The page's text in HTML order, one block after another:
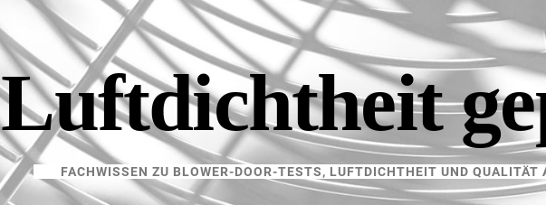
Luftdichtheit
FACHWISSEN ZU BLOWER-DOOR-TESTS, LUFTDICHTHEIT UND QUALITÄT